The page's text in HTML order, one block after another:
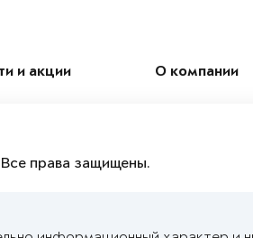
и акции О компании
права защищены.